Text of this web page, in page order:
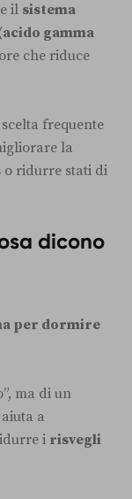
il sistema
gamma
che riduce
frequente
la
o ridurre stati di
dicono
per dormire
ma di un
aiuta a
i risvegli